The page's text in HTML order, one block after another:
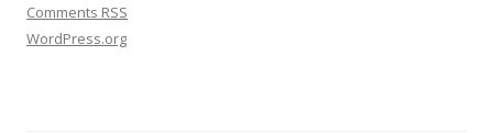
Comments RSS
WordPress.org